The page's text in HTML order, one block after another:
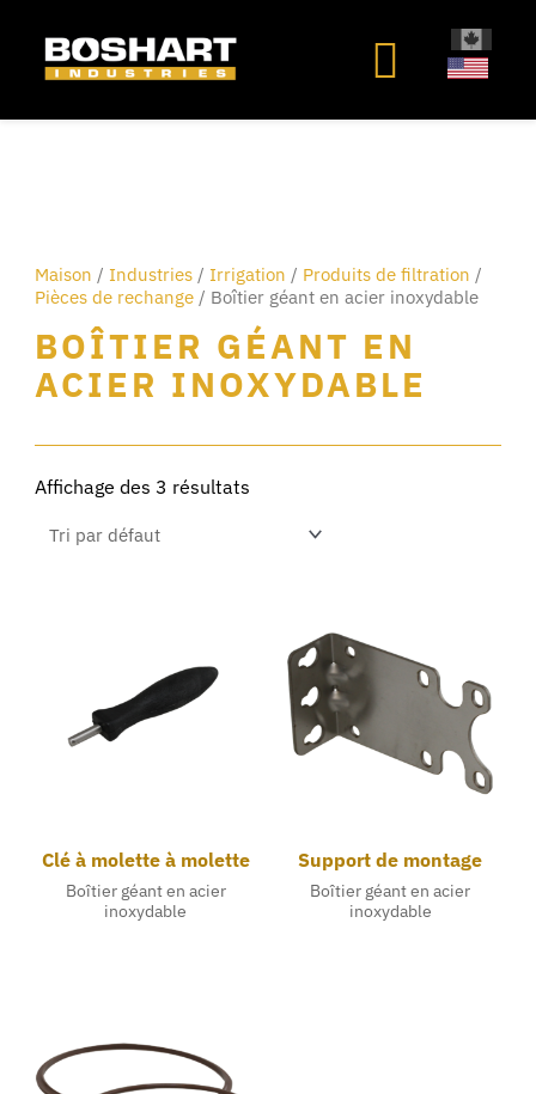
Maison / Industries / Irrigation / Produits de filtration /
Pièces de rechange / Boîtier géant en acier inoxydable
BOÎTIER GÉANT EN
ACIER INOXYDABLE
Affichage des 3 résultats
Clé à molette à molette
Boîtier géant en acier
inoxydable
Support de montage
Boîtier géant en acier
inoxydable